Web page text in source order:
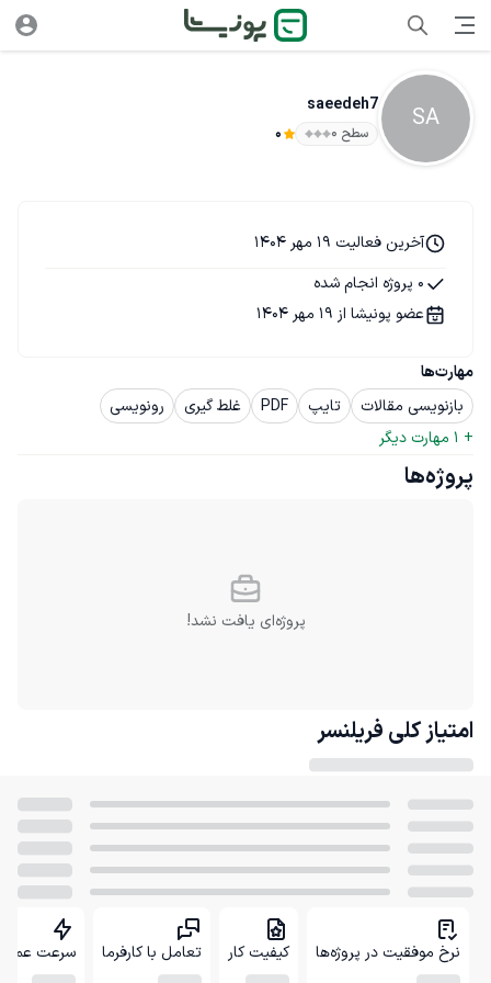
SA
saeedeh7
سطح ۰ 0
مهارت‌ها
بازنویسی مقالات
تایپ PDF غلط گیری
رونویسی
+
1 مهارت دیگر
آخرین فعالیت 19 مهر 1404
0 پروژه انجام شده
عضو پونیشا از 19 مهر 1404
پروژه‌ها
پروژه‌ای یافت نشد!
امتیاز کلی فریلنسر
نرخ موفقیت در پروژه‌ها کیفیت کار تعامل با کارفرما سرعت عمل